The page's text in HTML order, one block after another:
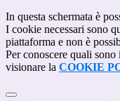
In questa schermata è
I cookie necessari sono
piattaforma e non è
Per conoscere quali
visionare la COOKIE